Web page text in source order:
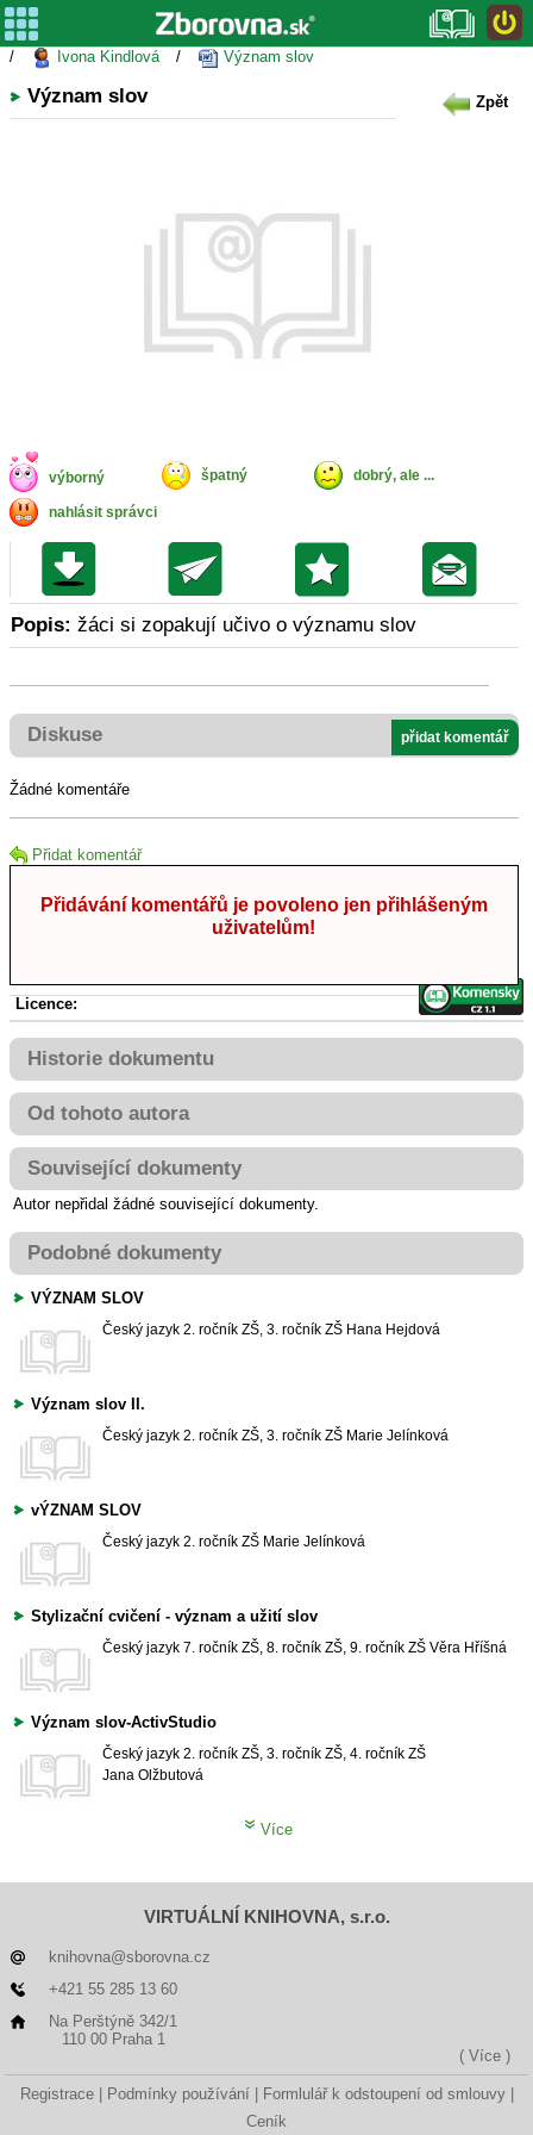
/ Ivona Kindlová / Význam slov
Význam slov Zpět
výborný špatný dobrý, ale ...
nahlásit správci
Popis: žáci si zopakují učivo o významu slov
Diskuse přidat komentář
Žádné komentáře
Přidat komentář
Přidávání komentářů je povoleno jen přihlášeným
uživatelům!
Licence:
Historie dokumentu
Od tohoto autora
Související dokumenty
Autor nepřidal žádné související dokumenty.
Podobné dokumenty
VÝZNAM SLOV
Český jazyk 2. ročník ZŠ, 3. ročník ZŠ Hana Hejdová
Význam slov II.
Český jazyk 2. ročník ZŠ, 3. ročník ZŠ Marie Jelínková
vÝZNAM SLOV
Český jazyk 2. ročník ZŠ Marie Jelínková
Stylizační cvičení - význam a užití slov
Český jazyk 7. ročník ZŠ, 8. ročník ZŠ, 9. ročník ZŠ Věra Hříšná
Význam slov-ActivStudio
Český jazyk 2. ročník ZŠ, 3. ročník ZŠ, 4. ročník ZŠ
Jana Olžbutová
Více
VIRTUÁLNÍ KNIHOVNA, s.r.o.
knihovna@sborovna.cz
+421 55 285 13 60
Na Perštýně 342/1
110 00 Praha 1
( Více )
Registrace Podmínky používání
Formlulář k odstoupení od smlouvy
Ceník